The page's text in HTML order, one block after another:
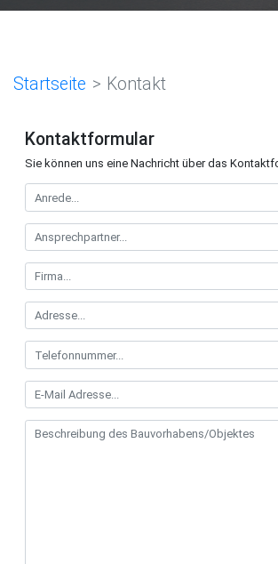
Startseite Kontakt
Kontaktformular
Sie können uns eine Nachricht über das